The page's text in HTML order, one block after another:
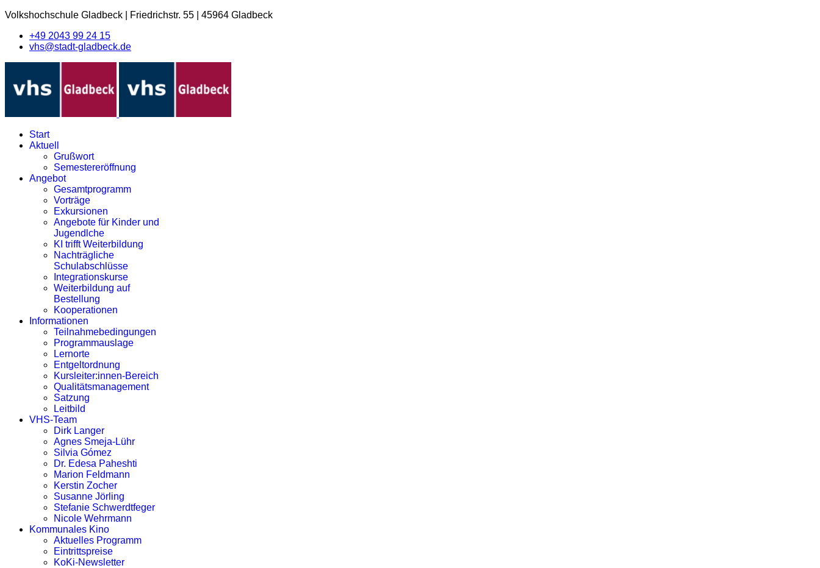
Volkshochschule Gladbeck Friedrichstr. 55
45964 Gladbeck
+49 2043 99 24 15
vhs@stadt-gladbeck.de
Start
Aktuell
Grußwort
Semestereröffnung
Angebot
Gesamtprogramm
Vorträge
Exkursionen
Angebote für Kinder und
Jugendlche
KI trifft Weiterbildung
Nachträgliche
Schulabschlüsse
Integrationskurse
Weiterbildung auf
Bestellung
Kooperationen
Informationen
Teilnahmebedingungen
Programmauslage
Lernorte
Entgeltordnung
Kursleiter:innen-Bereich
Qualitätsmanagement
Satzung
Leitbild
VHS-Team
Dirk Langer
Agnes Smeja-Lühr
Silvia Gómez
Dr. Edesa Paheshti
Marion Feldmann
Kerstin Zocher
Susanne Jörling
Stefanie Schwerdtfeger
Nicole Wehrmann
Kommunales Kino
Aktuelles Programm
Eintrittspreise
KoKi-Newsletter